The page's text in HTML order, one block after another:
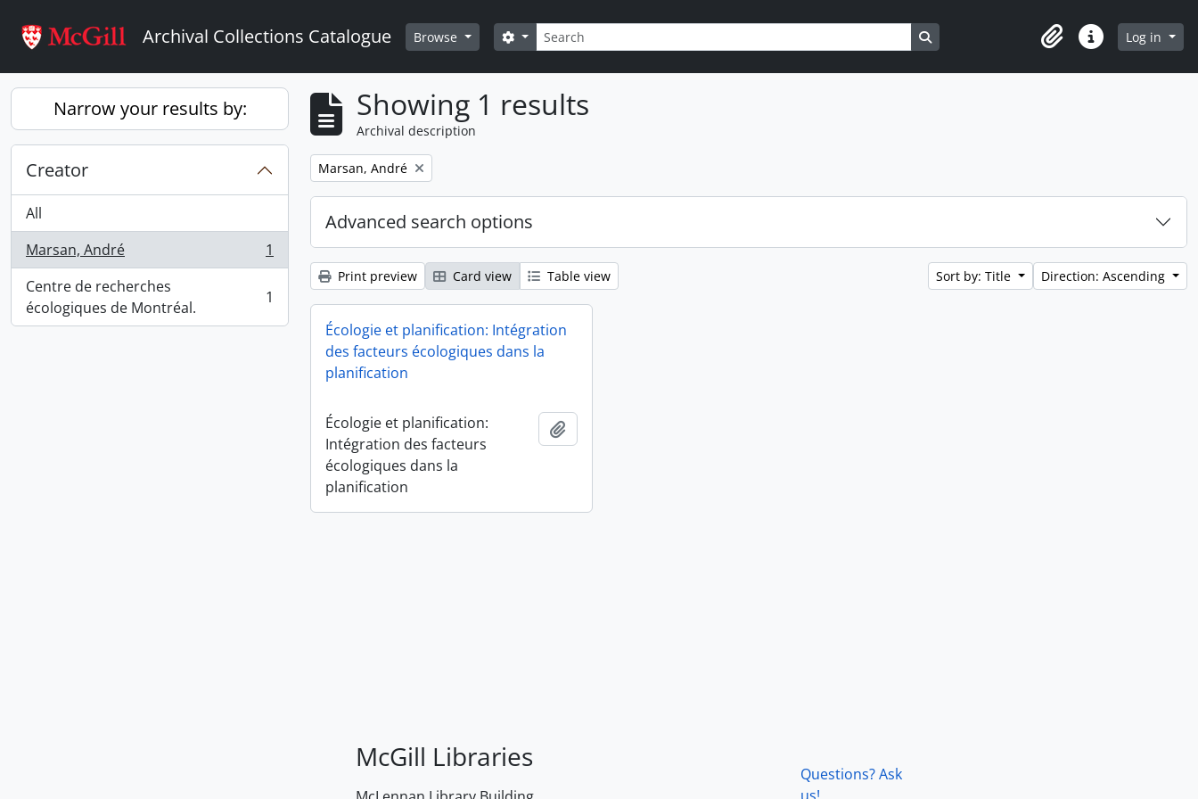
Archival Collections Catalogue Browse Search
Search options Search in browse page
ClipboardQuick linksLog in
Narrow your results by:
Creator
All
Marsan, André
, 1 results
1
Centre de recherches
écologiques de Montréal.
, 1 results 1
Showing 1 results
Archival description
Remove filter:
Marsan, André
Advanced search options
Print preview Card view Table view Sort by: Title Direction: Ascending
Écologie et planification: Intégration
des facteurs écologiques dans la
planification
Écologie et planification:
Intégration des facteurs
écologiques dans la
planification
McGill Libraries
Questions? Ask